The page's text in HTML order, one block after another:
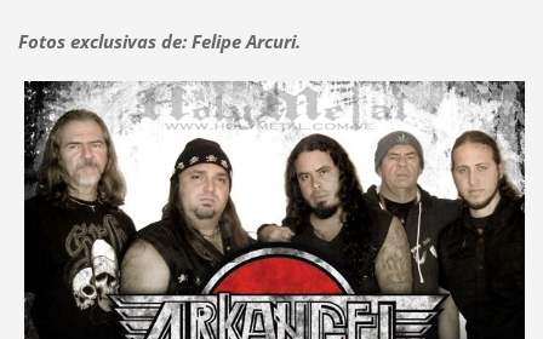
Fotos exclusivas de: Felipe Arcuri.